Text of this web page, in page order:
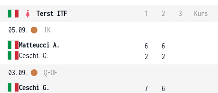
Terst ITF 1 2 3
Kurs
05.09.
Matteucci A.
Ceschi G.
1K
6
2
6
2
03.09.
Ceschi G.
Q-OF
7
6